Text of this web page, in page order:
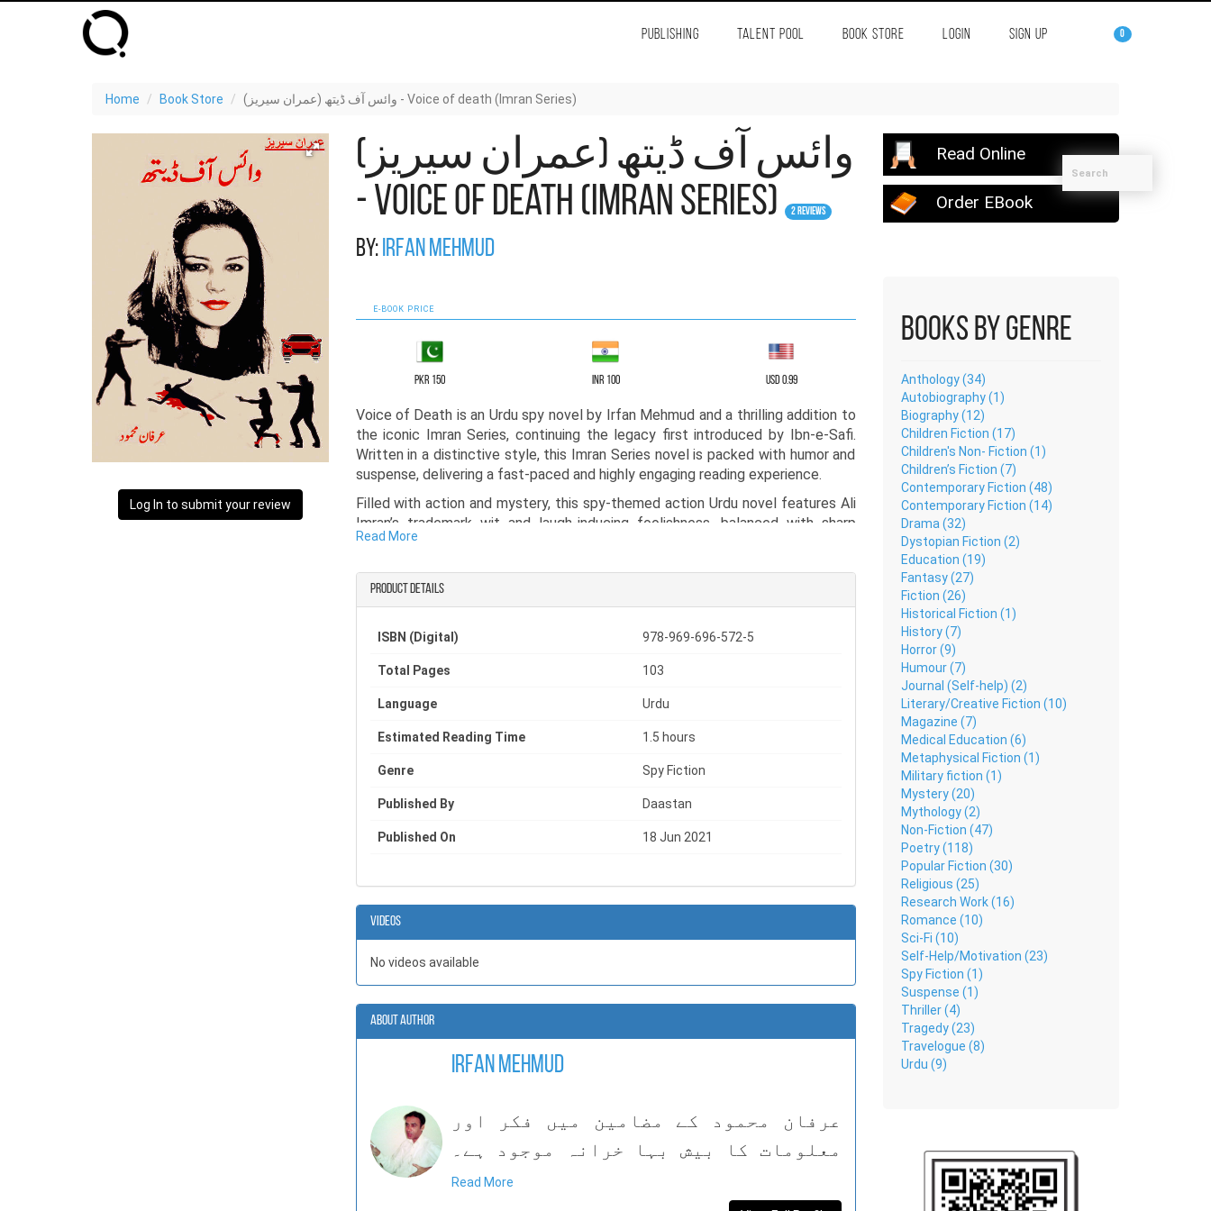
PUBLISHING TALENT POOL BOOK STORE LOGIN SIGN UP 0
Home Book Store وائس آف ڈیتھ (عمران سیریز) - Voice of death (Imran Series)
Log In to submit your review
وائس آف ڈیتھ (عمران سیریز)
- Voice of death (Imran Series)
2 Reviews
By:Irfan Mehmud
E-BOOK PRICE
PKR 150 INR 100 USD 0.99
Voice of Death is an Urdu spy novel by Irfan Mehmud and a thrilling addition to
the iconic Imran Series, continuing the legacy first introduced by Ibn-e-Safi.
Written in a distinctive style, this Imran Series novel is packed with humor and
suspense, delivering a fast-paced and highly engaging reading experience.
Filled with action and mystery, this spy-themed action Urdu novel features Ali
Imran’s trademark wit and laugh-inducing foolishness, balanced with sharp
intelligence and daring missions. It keeps readers entertained through rapidly
With its gripping narrative and cinematic action sequences, Voice of Death
stands out as a best spy book for lovers of Urdu suspense novel, Imran Series
fans, and readers who enjoy high-stakes drama blended with clever humor.
Read More
Product details
ISBN (Digital) 978-969-696-572-5
Total Pages 103
Language Urdu
Estimated Reading Time 1.5 hours
Genre Spy Fiction
Published By Daastan
Published On 18 Jun 2021
Videos
No videos available
About Author
Irfan Mehmud
عرفان محمود کے مضامین میں فکر اور
معلومات کا بیش بہا خرانہ موجود ہے۔
عرفان محمود نے گورنمنٹ کالج اٹک سے بی
Read More
Read Online
Order EBook
Books by Genre
Anthology (34)
Autobiography (1)
Biography (12)
Children Fiction (17)
Children's Non- Fiction (1)
Children’s Fiction (7)
Contemporary Fiction (48)
Contemporary Fiction (14)
Drama (32)
Dystopian Fiction (2)
Education (19)
Fantasy (27)
Fiction (26)
Historical Fiction (1)
History (7)
Horror (9)
Humour (7)
Journal (Self-help) (2)
Literary/Creative Fiction (10)
Magazine (7)
Medical Education (6)
Metaphysical Fiction (1)
Military fiction (1)
Mystery (20)
Mythology (2)
Non-Fiction (47)
Poetry (118)
Popular Fiction (30)
Religious (25)
Research Work (16)
Romance (10)
Sci-Fi (10)
Self-Help/Motivation (23)
Spy Fiction (1)
Suspense (1)
Thriller (4)
Tragedy (23)
Travelogue (8)
Urdu (9)